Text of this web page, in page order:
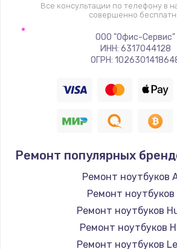
Все консультации по телефону в
совершенно
ООО "Офис-Сервис"
ИНН: 6317044128
ОГРН:
Ремонт популярных
Ремонт ноутбуков
Ремонт ноутбуков
Ремонт ноутбуков
Ремонт ноутбуков
Ремонт ноутбуков